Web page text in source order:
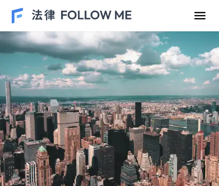
民事案件
刑事案件
勞資爭議
車禍案件